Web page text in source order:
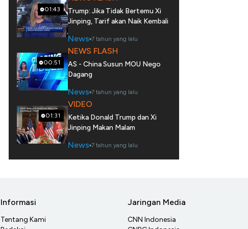
01:43
Trump: Jika Tidak Bertemu Xi
Jinping, Tarif akan Naik Kembali
News 7 tahun yang lalu
00:51
NEWS FLASH
AS - China Susun MOU Nego
Dagang
News 7 tahun yang lalu
01:31
VIDEO
Ketika Donald Trump dan Xi
Jinping Makan Malam
News 7 tahun yang lalu
Informasi
Tentang Kami
Jaringan Media
CNN Indonesia